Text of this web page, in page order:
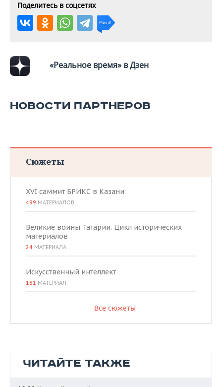
Поделитесь в соцсетях
«Реальное время» в Дзен
НОВОСТИ ПАРТНЕРОВ
Сюжеты
XVI саммит БРИКС в Казани
499 МАТЕРИАЛОВ
Великие воины Татарии. Цикл исторических
материалов
24 МАТЕРИАЛА
Искусственный интеллект
181 МАТЕРИАЛ
Все сюжеты
ЧИТАЙТЕ ТАКЖЕ